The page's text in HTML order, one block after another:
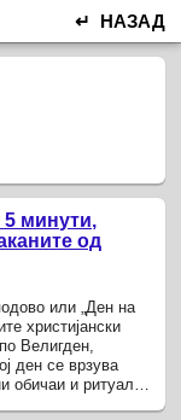
↵ НАЗАД
5 минути,
од
или „Ден на
христијански
Велигден,
ден се врзува
обичаи и ритуали